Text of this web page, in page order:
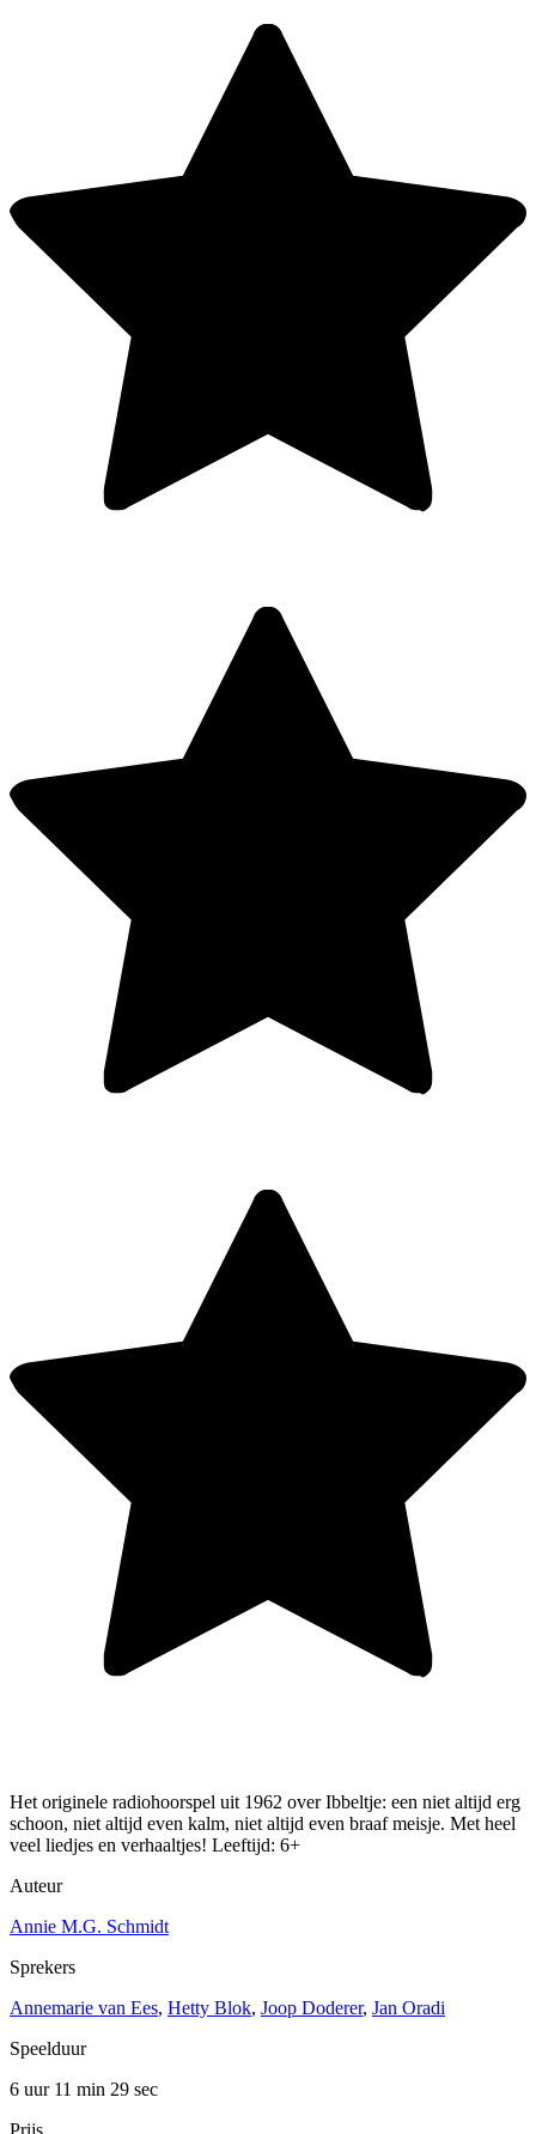
Het originele radiohoorspel uit 1962 over Ibbeltje: een niet altijd erg
schoon, niet altijd even kalm, niet altijd even braaf meisje. Met heel
veel liedjes en verhaaltjes! Leeftijd: 6+
Auteur
Annie M.G. Schmidt
Sprekers
Annemarie van Ees, Hetty Blok, Joop Doderer, Jan Oradi
Speelduur
6 uur 11 min 29 sec
Prijs